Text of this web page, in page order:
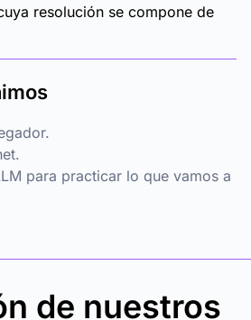
resolución se compone de
para practicar lo que vamos a
de nuestros